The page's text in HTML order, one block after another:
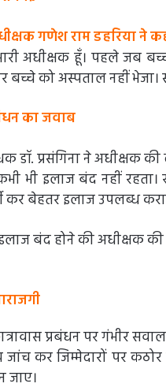
गणेश राम डहरिया ने
अधीक्षक हूँ। पहले जब
बच्चे को अस्पताल नहीं
का जवाब
डॉ. प्रसंगिना ने अधीक्षक
भी इलाज बंद नहीं रहता।
कर बेहतर इलाज उपलब्ध
इलाज बंद होने की अधीक्षक
प्रबंधन पर गंभीर
जांच कर जिम्मेदारों पर
जाए।